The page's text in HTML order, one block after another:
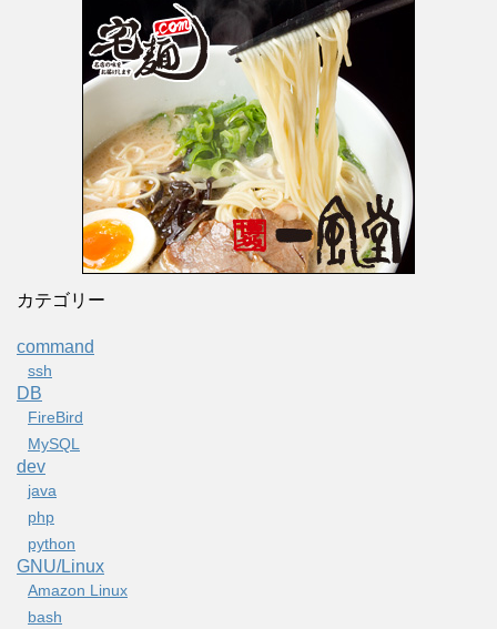
カテゴリー
command
ssh
DB
FireBird
MySQL
dev
java
php
python
GNU/Linux
Amazon Linux
bash